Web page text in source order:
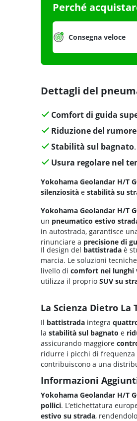
Perché
Consegna veloce
Dettagli del
Comfort di guida
Riduzione del
Stabilità sul bagnato
Usura regolare nel
Yokohama Geolandar H/T
silenziosità e stabilità su
Yokohama Geolandar H/T
un pneumatico estivo
in autostrada, garantisce
rinunciare a precisione di
Il design del battistrada è
marcia. Le soluzioni
livello di comfort nei lunghi
utilizza il proprio SUV su
La Scienza Dietro La
Il battistrada integra
la stabilità sul bagnato e
assicurando maggiore
ridurre i picchi di frequenza
contribuiscono a una
Informazioni
Yokohama Geolandar H/T
pollici. L’etichettatura
estivo su strada,